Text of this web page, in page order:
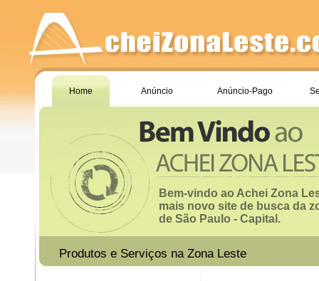
Home Anúncio Anúncio-Pago
Bem-vindo ao Achei Zona
mais novo site de busca da
de São Paulo - Capital.
Produtos e Serviços na Zona Leste